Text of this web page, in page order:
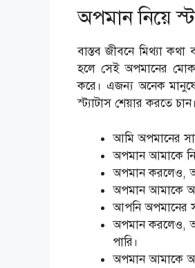
অপমান নিয়ে
বাস্তব জীবনে মিথ্যা
হলে সেই অপমানের
করে। এজন্য অনেক
স্ট্যাটাস শেয়ার করতে
আমি অপমানের
অপমান আমাকে
অপমান করলেও,
অপমান আমাকে
আপনি অপমানের
অপমান করলেও,
পারি।
অপমান আমাকে